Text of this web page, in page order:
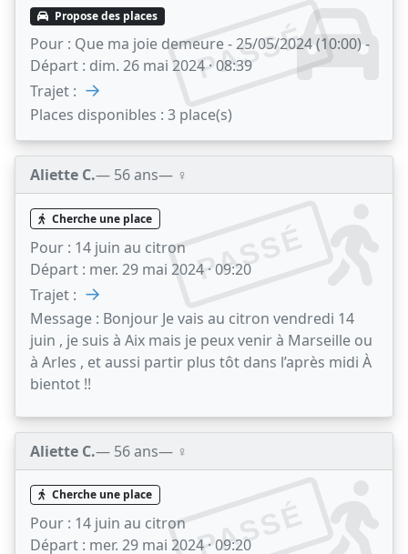
PASSÉ
Propose des places
Pour : Que ma joie demeure - 25/05/2024 (10:00) -
Départ : dim. 26 mai 2024 · 08:39
Trajet : →
Places disponibles : 3 place(s)
Aliette C.— 56 ans— ♀️
PASSÉ
Cherche une place
Pour : 14 juin au citron
Départ : mer. 29 mai 2024 · 09:20
Trajet : →
Message : Bonjour Je vais au citron vendredi 14
juin , je suis à Aix mais je peux venir à Marseille ou
à Arles , et aussi partir plus tôt dans l’après midi À
bientot !!
Aliette C.— 56 ans— ♀️
PASSÉ
Cherche une place
Pour : 14 juin au citron
Départ : mer. 29 mai 2024 · 09:20